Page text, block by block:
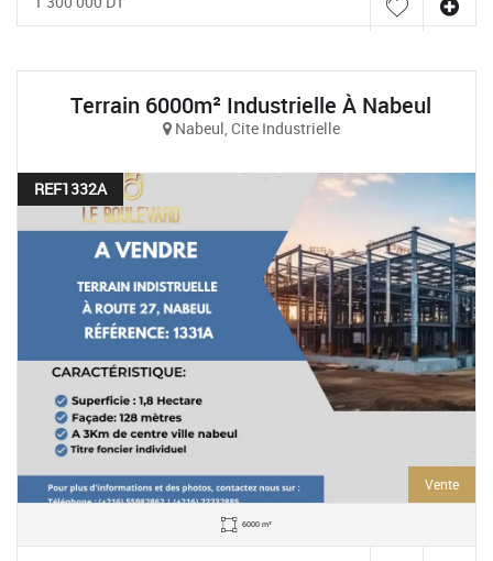
Terrain 6000m² Industrielle À Nabeul
Nabeul, Cite Industrielle
REF1332A
Vente
6000 m²